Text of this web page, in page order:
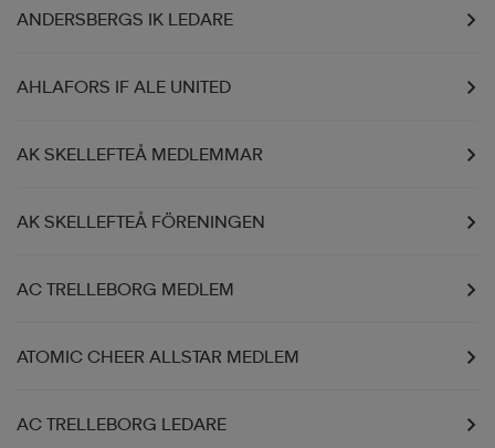
ANDERSBERGS IK LEDARE
AHLAFORS IF ALE UNITED
AK SKELLEFTEÅ MEDLEMMAR
AK SKELLEFTEÅ FÖRENINGEN
AC TRELLEBORG MEDLEM
ATOMIC CHEER ALLSTAR MEDLEM
AC TRELLEBORG LEDARE